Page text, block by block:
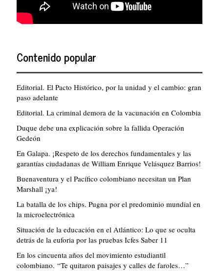
Contenido popular
Editorial. El Pacto Histórico, por la unidad y el cambio: gran
paso adelante
Editorial. La criminal demora de la vacunación en Colombia
Duque debe una explicación sobre la fallida Operación
Gedeón
En Galapa. ¡Respeto de los derechos fundamentales y las
garantías ciudadanas de William Enrique Velásquez Barrios!
Buenaventura y el Pacífico colombiano necesitan un Plan
Marshall ¡ya!
La batalla de los chips. Pugna por el predominio mundial en
la microelectrónica
Situación de la educación en el Atlántico: Lo que se oculta
detrás de la euforia por las pruebas Icfes Saber 11
En los cincuenta años del movimiento estudiantil
colombiano. “Te quitaron paisajes y calles de faroles…”